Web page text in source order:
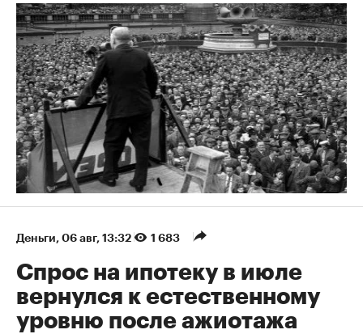
Деньги⁠, 06 авг, 13:32 1 683
Спрос на ипотеку в июле
вернулся к естественному
уровню после ажиотажа